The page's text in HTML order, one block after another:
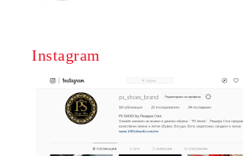
Instagram